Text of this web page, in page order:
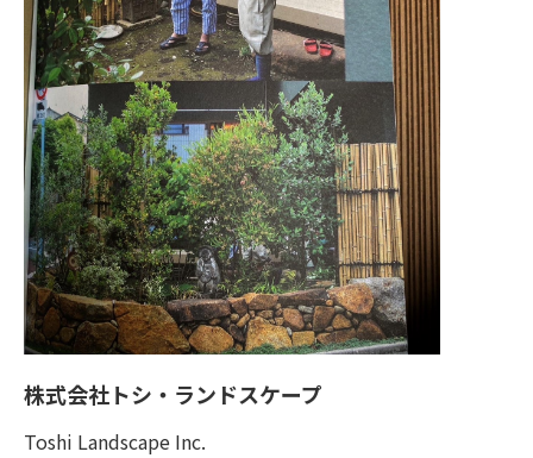
株式会社トシ・ランドスケープ
Toshi Landscape Inc.